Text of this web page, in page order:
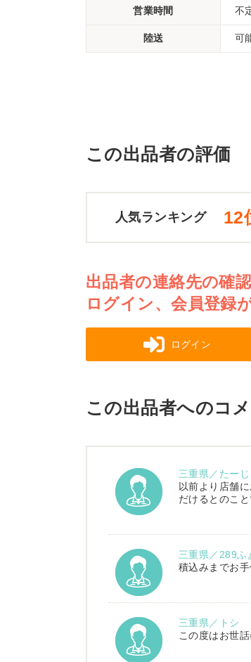
営業時間 不
陸送 可
この出品者の評価
人気ランキング 12
出品者の連絡先の確
ログイン、会員登録
ログイン
この出品者へのコ
三重県／たーじ
以前より店舗
だけるとのこ
三重県／289ふ
積込みまでお
三重県／トシ
この度はお世